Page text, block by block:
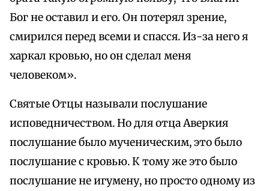
Бог не оставил и его. Он потерял зрение,
смирился перед всеми и спасся. Из-за него я
харкал кровью, но он сделал меня
человеком».
Святые Отцы называли послушание
исповедничеством. Но для отца Аверкия
послушание было мученическим, это было
послушание с кровью. К тому же это было
послушание не игумену, но просто одному из